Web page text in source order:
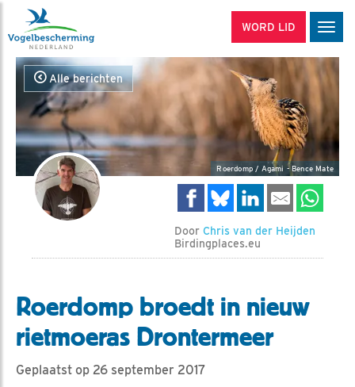
WORD LID
Alle berichten
Roerdomp / Agami - Bence Mate
Door Chris van der Heijden
Birdingplaces.eu
Roerdomp broedt in nieuw
rietmoeras Drontermeer
Geplaatst op 26 september 2017